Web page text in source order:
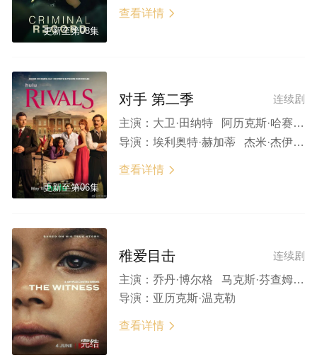
更新至第08集
查看详情 
更新至第06集
连续剧
对手 第二季
主演： 大卫·田纳特 阿历克斯·哈赛尔 艾丹·特纳 娜菲萨·威廉姆斯 贝拉·麦克莱恩 凯瑟琳·帕金森 丹尼·戴尔 维多莉亚·斯莫费特 克莱尔·拉什布鲁克 奥利弗·克里斯 莉莎·麦格里利斯
导演： 埃利奥特·赫加蒂 杰米·杰伊·约翰逊 迪·科庞·奥莱利
查看详情 
完结
连续剧
稚爱目击
主演： 乔丹·博尔格 马克斯·芬查姆 尼尔·马斯克尔 凯文·埃尔登 马克·斯坦利 乔纳森·珀恩廷 詹姆斯·德莱顿 凯丽·戈德利曼 詹姆斯·布雷肖 克莱尔·拉什布鲁克
导演： 亚历克斯·温克勒
查看详情 